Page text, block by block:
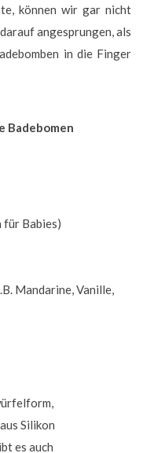
können wir gar nicht
angesprungen, als
in die Finger
Badebomen
für Babies)
Mandarine, Vanille,
Silikon
es auch